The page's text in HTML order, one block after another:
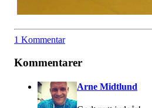
1 Kommentar
Kommentarer
Arne Midtlund